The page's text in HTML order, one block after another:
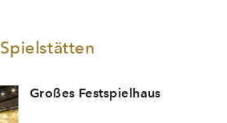
Spielstätten
Großes Festspielhaus